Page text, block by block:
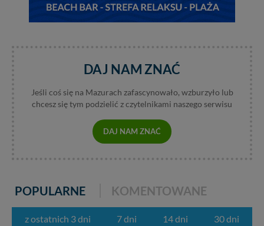
DAJ NAM ZNAĆ
Jeśli coś się na Mazurach zafascynowało, wzburzyło lub
chcesz się tym podzielić z czytelnikami naszego serwisu
DAJ NAM ZNAĆ
POPULARNE KOMENTOWANE
z ostatnich 3 dni 7 dni 14 dni 30 dni
Administratorem Twoich danych jest: Agencja
W każdej chwili możesz: zażądać dostępu do swoich
danych, zażądać ich poprawienia lub usunięcia,
zawsze jest możliwe techniczne zrealizowanie Twoich
praw w odniesieniu do informacji zawartych w plikach
cookies. Twoja przeglądarka umożliwia Ci skasowanie
tych plików - w pewnych przypadkach nie możemy tego